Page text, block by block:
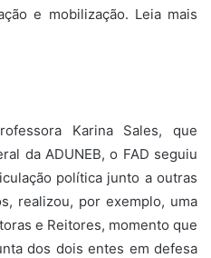
e mobilização. Leia mais
Karina Sales, que
da ADUNEB, o FAD seguiu
política junto a outras
realizou, por exemplo, uma
e Reitores, momento que
dos dois entes em defesa